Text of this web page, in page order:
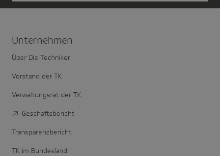
Unter­nehmen
Über Die Techniker
Vorstand der TK
Verwaltungsrat der TK
Geschäftsbericht
Transparenzbericht
TK im Bundesland